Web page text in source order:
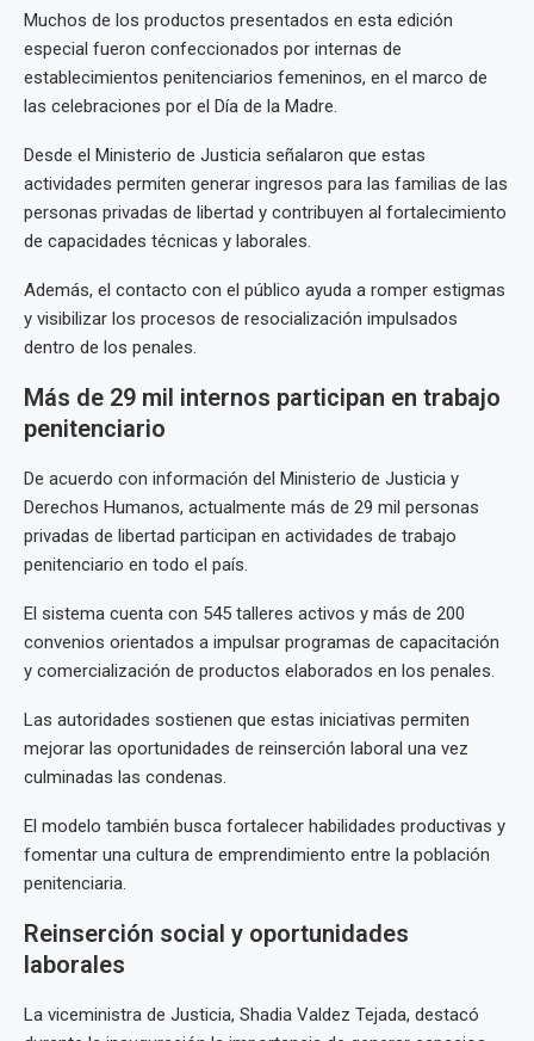
Muchos de los productos presentados en esta edición
especial fueron confeccionados por internas de
establecimientos penitenciarios femeninos, en el marco de
las celebraciones por el Día de la Madre.
Desde el Ministerio de Justicia señalaron que estas
actividades permiten generar ingresos para las familias de las
personas privadas de libertad y contribuyen al fortalecimiento
de capacidades técnicas y laborales.
Además, el contacto con el público ayuda a romper estigmas
y visibilizar los procesos de resocialización impulsados
dentro de los penales.
Más de 29 mil internos participan en trabajo
penitenciario
De acuerdo con información del Ministerio de Justicia y
Derechos Humanos, actualmente más de 29 mil personas
privadas de libertad participan en actividades de trabajo
penitenciario en todo el país.
El sistema cuenta con 545 talleres activos y más de 200
convenios orientados a impulsar programas de capacitación
y comercialización de productos elaborados en los penales.
Las autoridades sostienen que estas iniciativas permiten
mejorar las oportunidades de reinserción laboral una vez
culminadas las condenas.
El modelo también busca fortalecer habilidades productivas y
fomentar una cultura de emprendimiento entre la población
penitenciaria.
Reinserción social y oportunidades
laborales
La viceministra de Justicia, Shadia Valdez Tejada, destacó